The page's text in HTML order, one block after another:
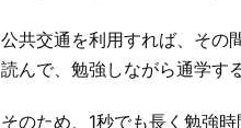
公共交通を利用すれば、その
読んで、勉強しながら通学す
そのため、1秒でも長く勉強